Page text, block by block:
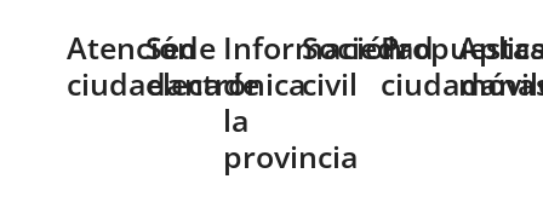
Atención
ciudadana
Sede
electrónica
Información
de
la
provincia
Sociedad
civil